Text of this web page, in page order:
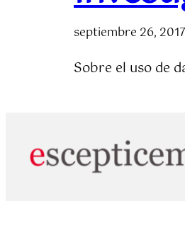
septiembre 26, 2017
Sobre el uso de